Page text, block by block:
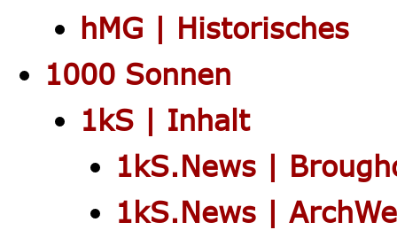
hMG | Historisches
1000 Sonnen
1kS | Inhalt
1kS.News |
1kS.News |